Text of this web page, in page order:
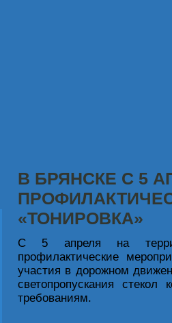
В БРЯНСКЕ С 5
«ТОНИРОВКА»
С 5 апреля на
профилактические
участия в дорожном
светопропускания стекол
требованиям.